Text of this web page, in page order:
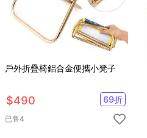
戶外折疊椅鋁合金便攜小凳子
$490 69折
已售4